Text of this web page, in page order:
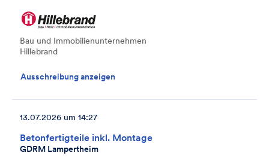
Bau und Immobilienunternehmen
Hillebrand
Ausschreibung anzeigen
Betonfertigteile inkl. Montage
GDRM Lampertheim
13.07.2026 um 14:27